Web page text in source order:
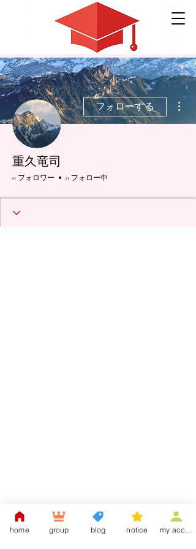
フォローする
重久竜司
0 フォロワー 0 フォロー中
home group blog notice